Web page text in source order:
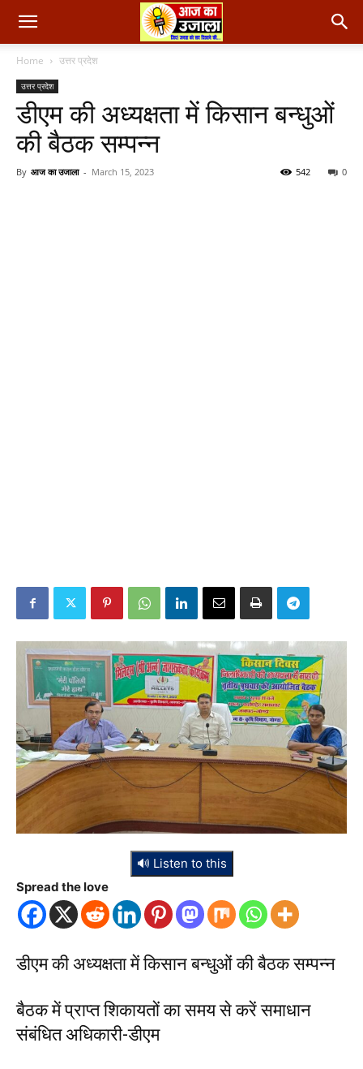
Home उत्तर प्रदेश
उत्तर प्रदेश
डीएम की अध्यक्षता में किसान बन्धुओं
की बैठक सम्पन्न
By आज का उजाला - March 15, 2023 0
542
🔊 Listen to this
Spread the love
डीएम की अध्यक्षता में किसान बन्धुओं की बैठक सम्पन्न
बैठक में प्राप्त शिकायतों का समय से करें समाधान
संबंधित अधिकारी-डीएम